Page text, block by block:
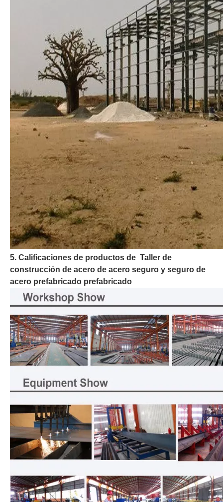
5. Calificaciones de productos de Taller de
construcción de acero de acero seguro y seguro de
acero prefabricado prefabricado